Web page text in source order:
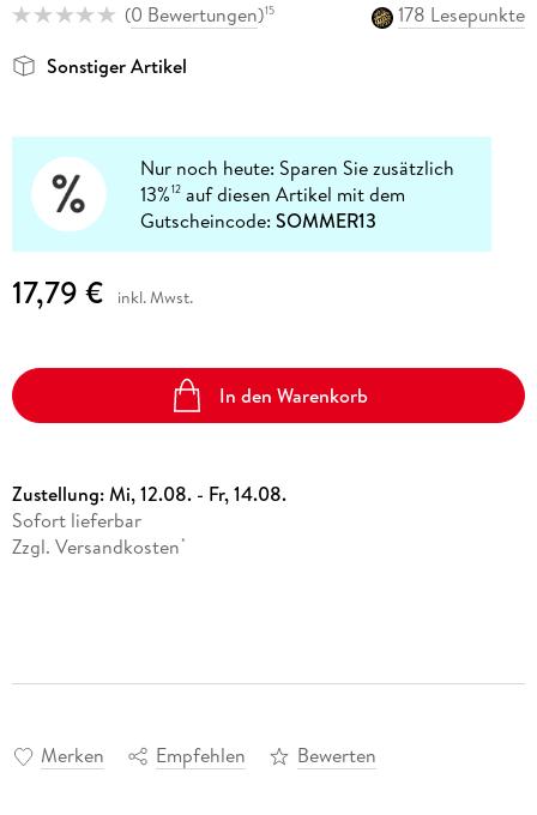
(0 Bewertungen)15
178 Lesepunkte
Sonstiger Artikel
Nur noch heute: Sparen Sie zusätzlich
13%12 auf diesen Artikel mit dem
Gutscheincode:SOMMER13
17,79 € inkl. Mwst.
In den Warenkorb
Zustellung:Mi, 12.08. - Fr, 14.08.
Sofort lieferbar
Zzgl. Versandkosten *
Merken Empfehlen Bewerten